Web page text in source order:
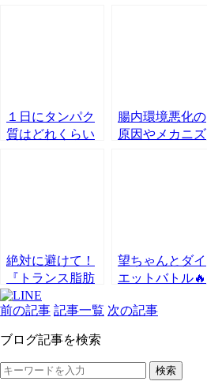
１日にタンパク
質はどれくらい
腸内環境悪化の
原因やメカニズ
絶対に避けて！
『トランス脂肪
酸』の恐怖…。
望ちゃんとダイ
エットバトル🔥
し』
前の記事 記事一覧 次の記事
ブログ記事を検索
検索